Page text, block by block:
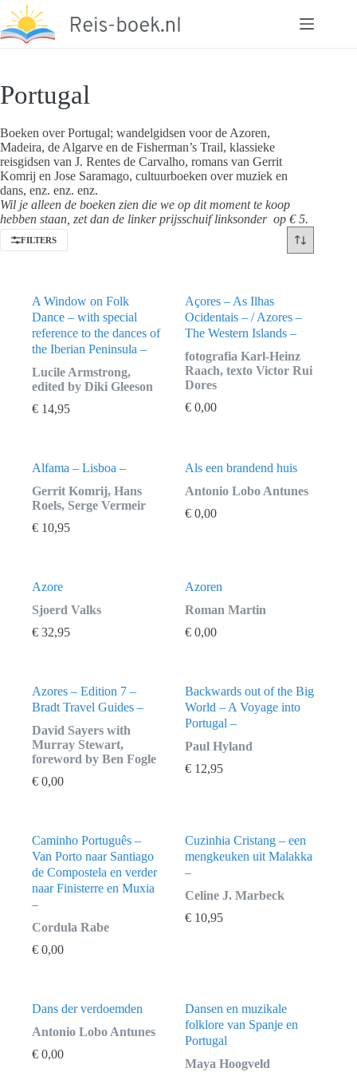
naar
de
Portugal
Boeken over Portugal; wandelgidsen voor de Azoren,
Madeira, de Algarve en de Fisherman’s Trail, klassieke
reisgidsen van J. Rentes de Carvalho, romans van Gerrit
Komrij en Jose Saramago, cultuurboeken over muziek en
dans, enz. enz. enz.
Wil je alleen de boeken zien die we op dit moment te koop
hebben staan, zet dan de linker prijsschuif linksonder op € 5.
FILTERS
A Window on Folk
Dance – with special
reference to the dances of
the Iberian Peninsula –
Lucile Armstrong,
edited by Diki Gleeson
€ 14,95
Açores – As Ilhas
Ocidentais – / Azores –
The Western Islands –
fotografia Karl-Heinz
Raach, texto Victor Rui
Dores
€ 0,00
Alfama – Lisboa –
Gerrit Komrij, Hans
Roels, Serge Vermeir
€ 10,95
Als een brandend huis
Antonio Lobo Antunes
€ 0,00
Azore
Sjoerd Valks
€ 32,95
Azoren
Roman Martin
€ 0,00
Azores – Edition 7 –
Bradt Travel Guides –
David Sayers with
Murray Stewart,
foreword by Ben Fogle
€ 0,00
Backwards out of the Big
World – A Voyage into
Portugal –
Paul Hyland
€ 12,95
Caminho Português –
Van Porto naar Santiago
de Compostela en verder
naar Finisterre en Muxia
–
Cordula Rabe
€ 0,00
Cuzinhia Cristang – een
mengkeuken uit Malakka
–
Celine J. Marbeck
€ 10,95
Dans der verdoemden
Antonio Lobo Antunes
€ 0,00
Dansen en muzikale
folklore van Spanje en
Portugal
Maya Hoogveld